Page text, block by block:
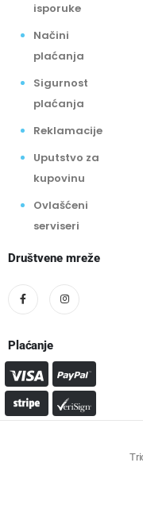
isporuke
Načini
plaćanja
Sigurnost
plaćanja
Reklamacije
Uputstvo za
kupovinu
Ovlašćeni
serviseri
Društvene mreže
Plaćanje